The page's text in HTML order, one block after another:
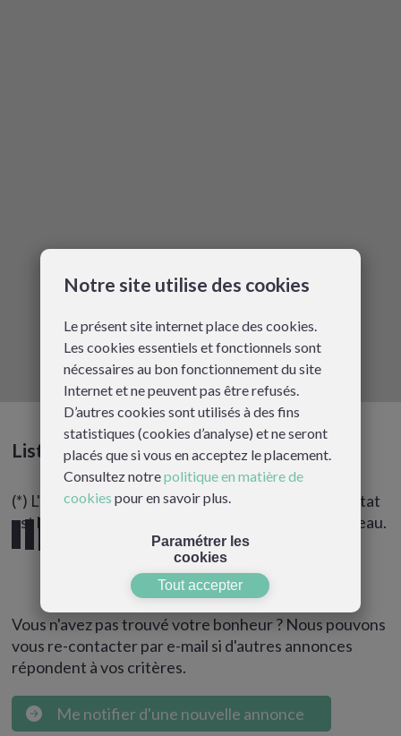
Liste des résultats
(*) L'indice de kilométrage défini sous chaque résultat
est basé sur une distance approximative à vol d'oiseau.
Vous n'avez pas trouvé votre bonheur ? Nous pouvons
vous re-contacter par e-mail si d'autres annonces
répondent à vos critères.
Me notifier d'une nouvelle annonce
Notre site utilise des cookies
Le présent site internet place des cookies.
Les cookies essentiels et fonctionnels sont
nécessaires au bon fonctionnement du site
Internet et ne peuvent pas être refusés.
D’autres cookies sont utilisés à des fins
statistiques (cookies d’analyse) et ne seront
placés que si vous en acceptez le placement.
Consultez notrepolitique en matière de
cookies pour en savoir plus.
Paramétrer les
cookies
Tout accepter